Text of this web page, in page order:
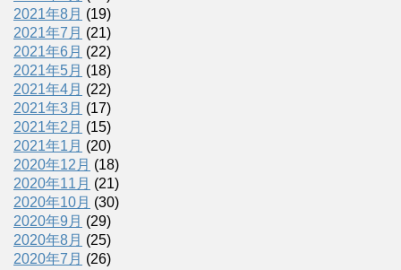
2021年8月 (19)
2021年7月 (21)
2021年6月 (22)
2021年5月 (18)
2021年4月 (22)
2021年3月 (17)
2021年2月 (15)
2021年1月 (20)
2020年12月 (18)
2020年11月 (21)
2020年10月 (30)
2020年9月 (29)
2020年8月 (25)
2020年7月 (26)